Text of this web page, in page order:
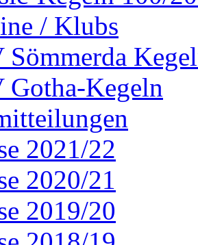
/ Klubs
Sömmerda
Gotha-Kegeln
2021/22
2020/21
2019/20